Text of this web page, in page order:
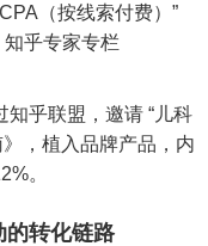
（按线索付费）”
乎专家专栏
知乎联盟，邀请 “儿科
，植入品牌产品，内
。
的转化链路